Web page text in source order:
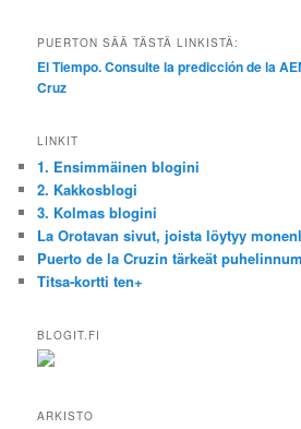
PUERTON SÄÄ TÄSTÄ LINKISTÄ:
El Tiempo. Consulte la predicción de la
Cruz
LINKIT
1. Ensimmäinen blogini
2. Kakkosblogi
3. Kolmas blogini
La Orotavan sivut, joista löytyy
Puerto de la Cruzin tärkeät
Titsa-kortti ten+
BLOGIT.FI
ARKISTO